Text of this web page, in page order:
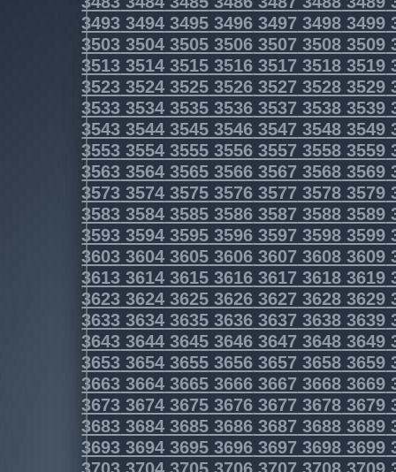
3493 3494 3495 3496 3497 3498 3499
3503 3504 3505 3506 3507 3508 3509
3513 3514 3515 3516 3517 3518 3519
3523 3524 3525 3526 3527 3528 3529
3533 3534 3535 3536 3537 3538 3539
3543 3544 3545 3546 3547 3548 3549
3553 3554 3555 3556 3557 3558 3559
3563 3564 3565 3566 3567 3568 3569
3573 3574 3575 3576 3577 3578 3579
3583 3584 3585 3586 3587 3588 3589
3593 3594 3595 3596 3597 3598 3599
3603 3604 3605 3606 3607 3608 3609
3613 3614 3615 3616 3617 3618 3619
3623 3624 3625 3626 3627 3628 3629
3633 3634 3635 3636 3637 3638 3639
3643 3644 3645 3646 3647 3648 3649
3653 3654 3655 3656 3657 3658 3659
3663 3664 3665 3666 3667 3668 3669
3673 3674 3675 3676 3677 3678 3679
3683 3684 3685 3686 3687 3688 3689
3693 3694 3695 3696 3697 3698 3699